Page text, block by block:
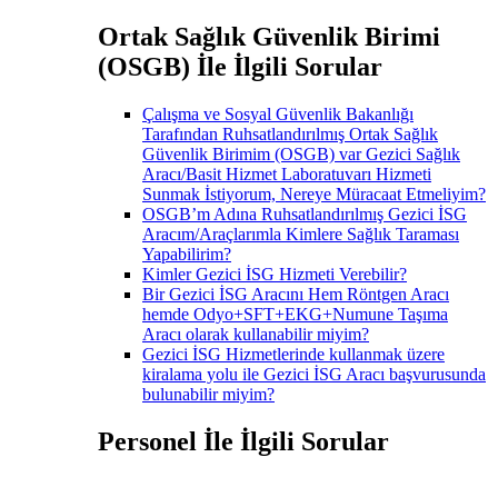
Ortak Sağlık Güvenlik Birimi
(OSGB) İle İlgili Sorular
Çalışma ve Sosyal Güvenlik Bakanlığı
Tarafından Ruhsatlandırılmış Ortak Sağlık
Güvenlik Birimim (OSGB) var Gezici Sağlık
Aracı/Basit Hizmet Laboratuvarı Hizmeti
Sunmak İstiyorum, Nereye Müracaat Etmeliyim?
OSGB’m Adına Ruhsatlandırılmış Gezici İSG
Aracım/Araçlarımla Kimlere Sağlık Taraması
Yapabilirim?
Kimler Gezici İSG Hizmeti Verebilir?
Bir Gezici İSG Aracını Hem Röntgen Aracı
hemde Odyo+SFT+EKG+Numune Taşıma
Aracı olarak kullanabilir miyim?
Gezici İSG Hizmetlerinde kullanmak üzere
kiralama yolu ile Gezici İSG Aracı başvurusunda
bulunabilir miyim?
Personel İle İlgili Sorular